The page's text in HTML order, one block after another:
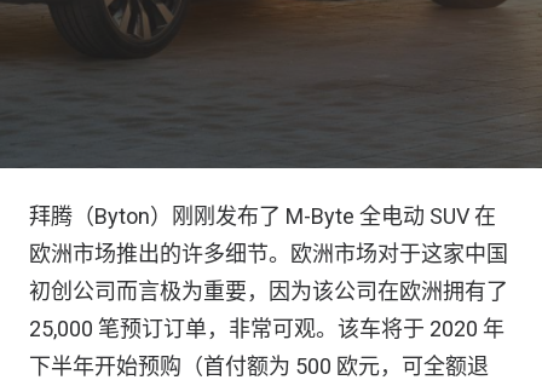
拜腾（Byton）刚刚发布了 M-Byte 全电动 SUV 在
欧洲市场推出的许多细节。欧洲市场对于这家中国
初创公司而言极为重要，因为该公司在欧洲拥有了
25,000 笔预订订单，非常可观。该车将于 2020 年
下半年开始预购（首付额为 500 欧元，可全额退